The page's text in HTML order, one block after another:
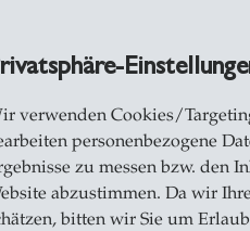
verwenden Cookies/
personenbezogene
zu messen bzw. den
abzustimmen. Da wir
bitten wir Sie um
Researchgate ORCID
englischsprachigen Seite